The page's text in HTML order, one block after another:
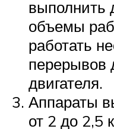
выполнить
объемы
работать
перерывов
двигателя.
Аппараты
от 2 до 2,5